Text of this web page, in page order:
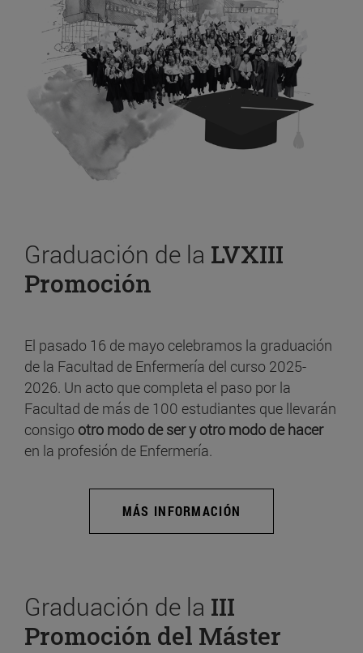
Graduación de la LVXIII
Promoción
El pasado 16 de mayo celebramos la graduación
de la Facultad de Enfermería del curso 2025-
2026. Un acto que completa el paso por la
Facultad de más de 100 estudiantes que llevarán
consigo otro modo de ser y otro modo de hacer
en la profesión de Enfermería.
MÁS INFORMACIÓN
Graduación de la III
Promoción del Máster